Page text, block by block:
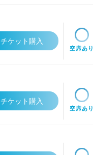
チケット購入
空席あり
チケット購入
空席あり